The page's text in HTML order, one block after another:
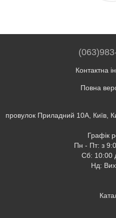
Контактна
Повна
провулок Приладний 10А, Київ,
Графік
Пн - Пт: з
Сб: 10:00
Нд: